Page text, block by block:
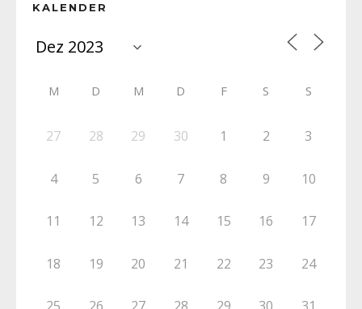
KALENDER
M D M D F S S
27 28 29 30 1 2 3
4 5 6 7 8 9 10
11 12 13 14 15 16 17
18 19 20 21 22 23 24